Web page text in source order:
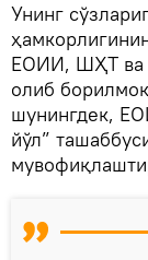
Унинг
ЕОИИ, ШҲТ ва
олиб
шунингдек,
йўл”